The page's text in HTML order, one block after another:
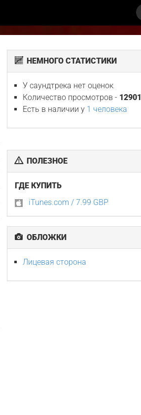
НЕМНОГО СТАТИСТИКИ
У саундтрека нет оценок
Количество просмотров - 12901
Есть в наличии у 1 человека
ПОЛЕЗНОЕ
ГДЕ КУПИТЬ
iTunes.com / 7.99 GBP
ОБЛОЖКИ
Лицевая сторона